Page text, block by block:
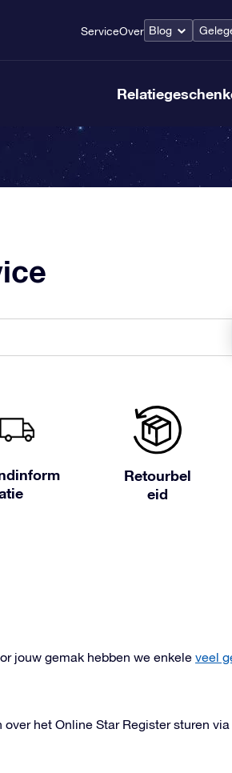
ServiceOver Blog
Retourbel
eid
jouw gemak hebben we enkele veel
het Online Star Register sturen